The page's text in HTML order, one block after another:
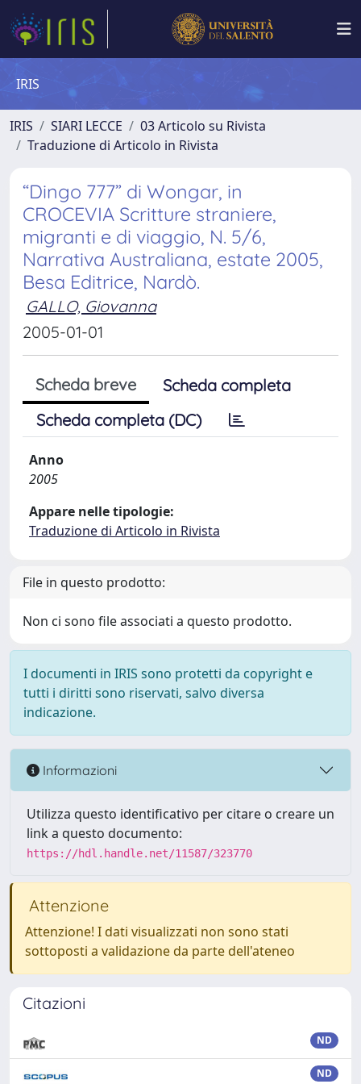
IRIS
IRIS SIARI LECCE
03 Articolo su Rivista
Traduzione di Articolo in Rivista
“Dingo 777” di Wongar, in
CROCEVIA Scritture straniere,
migranti e di viaggio, N. 5/6,
Narrativa Australiana, estate 2005,
Besa Editrice, Nardò.
GALLO, Giovanna
2005-01-01
Scheda breve
Scheda completa
Scheda completa (DC)
Anno
2005
Appare nelle tipologie:
Traduzione di Articolo in Rivista
File in questo prodotto:
Non ci sono file associati a questo prodotto.
I documenti in IRIS sono protetti da copyright e
tutti i diritti sono riservati, salvo diversa
indicazione.
Informazioni
Utilizza questo identificativo per citare o creare un
link a questo documento:
https://hdl.handle.net/11587/323770
Attenzione
Attenzione! I dati visualizzati non sono stati
sottoposti a validazione da parte dell'ateneo
Citazioni
ND
ND